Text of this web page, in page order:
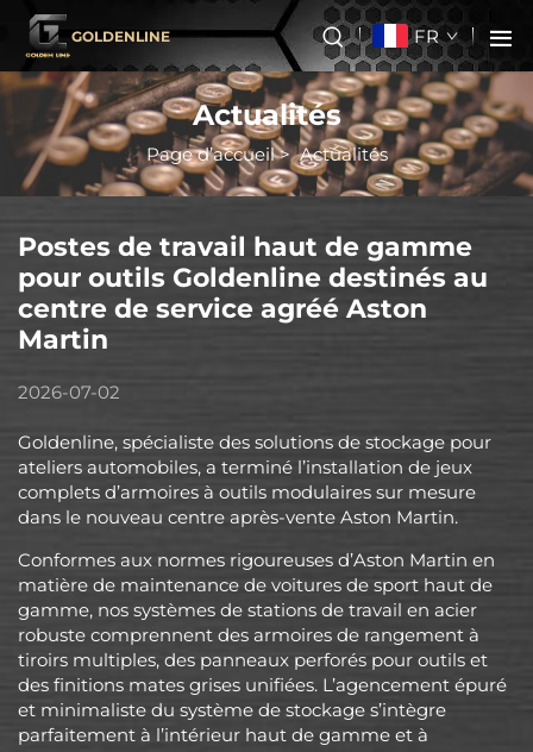
GOLDENLINE FR
Actualités
Page d’accueil>Actualités
Postes de travail haut de gamme
pour outils Goldenline destinés au
centre de service agréé Aston
Martin
2026-07-02
Goldenline, spécialiste des solutions de stockage pour
ateliers automobiles, a terminé l’installation de jeux
complets d’armoires à outils modulaires sur mesure
dans le nouveau centre après-vente Aston Martin.
Conformes aux normes rigoureuses d’Aston Martin en
matière de maintenance de voitures de sport haut de
gamme, nos systèmes de stations de travail en acier
robuste comprennent des armoires de rangement à
tiroirs multiples, des panneaux perforés pour outils et
des finitions mates grises unifiées. L’agencement épuré
et minimaliste du système de stockage s’intègre
parfaitement à l’intérieur haut de gamme et à